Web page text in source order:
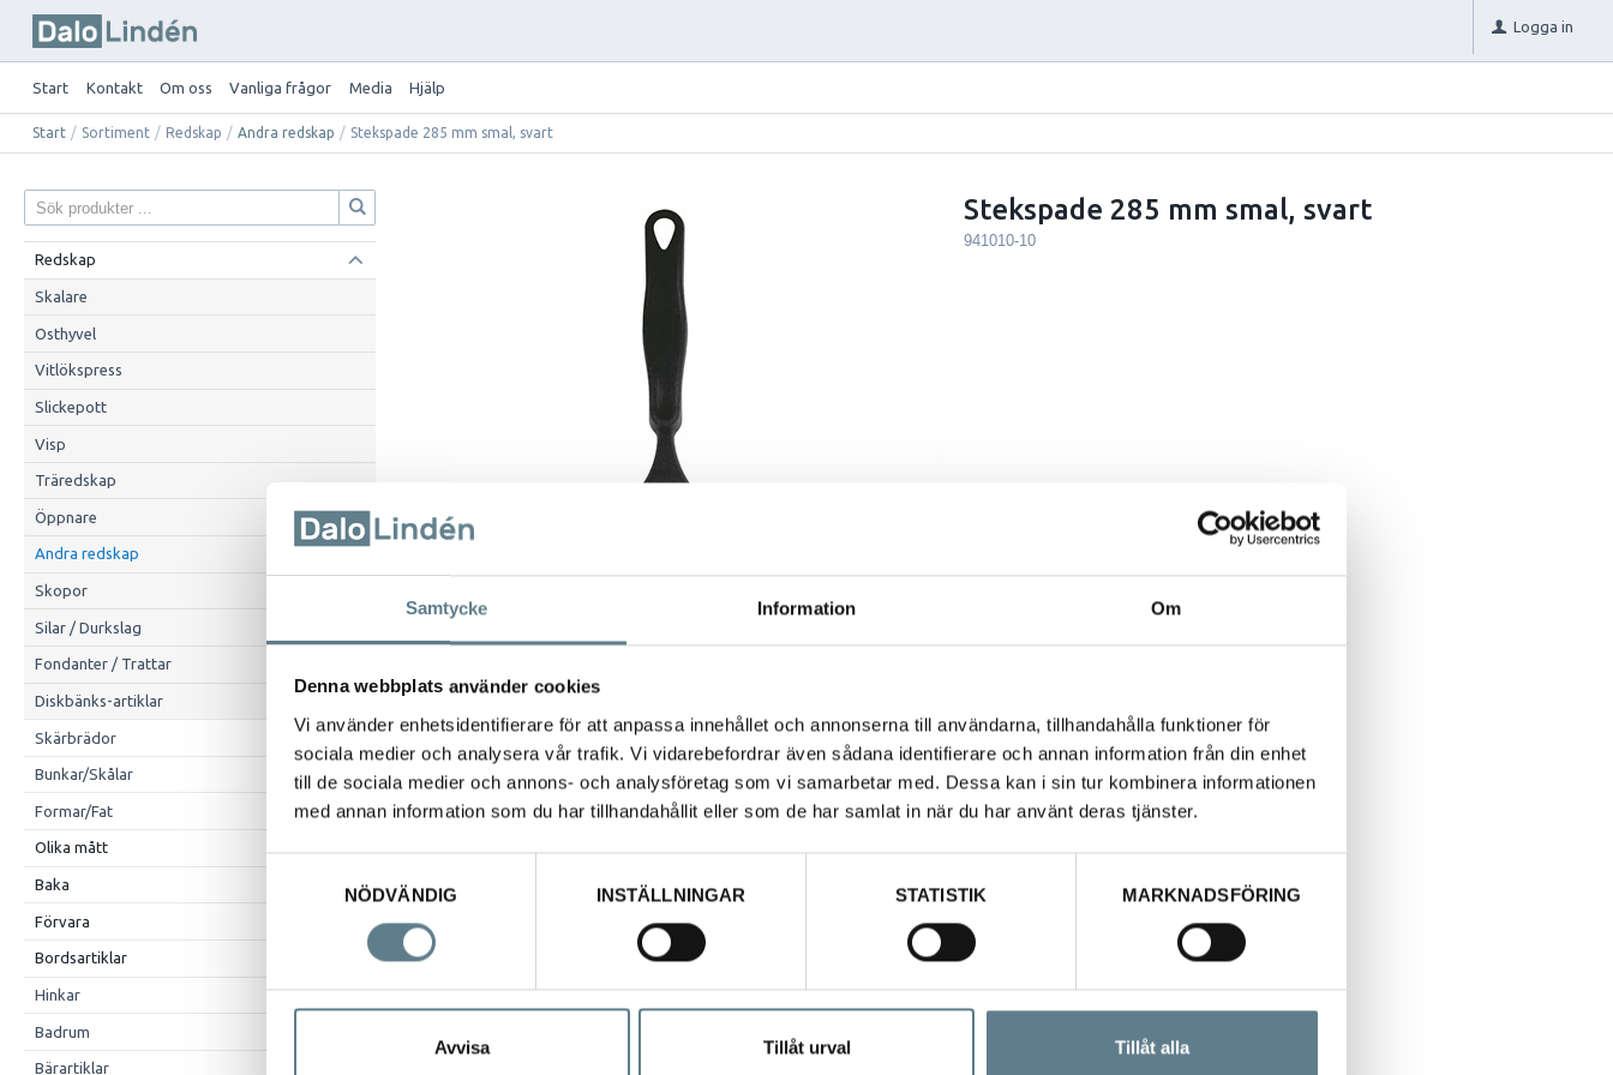
Samtycke Information Om
Denna webbplats använder cookies
Vi använder enhetsidentifierare för att anpassa innehållet och annonserna till användarna, tillhandahålla funktioner för
sociala medier och analysera vår trafik. Vi vidarebefordrar även sådana identifierare och annan information från din enhet
till de sociala medier och annons- och analysföretag som vi samarbetar med. Dessa kan i sin tur kombinera informationen
med annan information som du har tillhandahållit eller som de har samlat in när du har använt deras tjänster.
NÖDVÄNDIG
INSTÄLLNINGAR STATISTIK MARKNADSFÖRING
Avvisa Tillåt urval Tillåt alla
Logga in
Start Kontakt Om oss Vanliga frågor Media Hjälp
Start / Sortiment / Redskap / Andra redskap / Stekspade 285 mm smal, svart
Redskap
Skalare
Osthyvel
Vitlökspress
Slickepott
Visp
Träredskap
Öppnare
Andra redskap
Skopor
Silar / Durkslag
Fondanter / Trattar
Diskbänks-artiklar
Skärbrädor
Bunkar/Skålar
Formar/Fat
Olika mått
Baka
Förvara
Bordsartiklar
Hinkar
Badrum
Bärartiklar
Stekspade 285 mm smal, svart
941010-10
Beskrivning
Stekspade smal av PA, Svart
Materialet tål relativt höga temperaturer upp till 260 grader. Tål maskindisk.